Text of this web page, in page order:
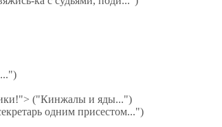
("Кинжалы и яды...")
одним присестом...")